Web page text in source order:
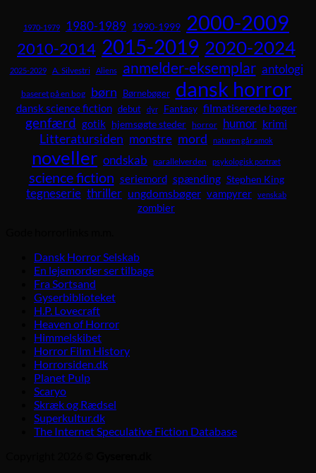
1970-1979 1980-1989 1990-1999 2000-2009
2010-2014 2015-2019 2020-2024
2025-2029 A. Silvestri Aliens anmelder-eksemplar antologi
baseret på en bog børn Børnebøger dansk horror
dansk science fiction debut dyr Fantasy filmatiserede bøger
genfærd gotik hjemsøgte steder horror humor krimi
Litteratursiden monstre mord naturen går amok
noveller ondskab parallelverden psykologisk portræt
science fiction seriemord spænding Stephen King
tegneserie thriller ungdomsbøger vampyrer venskab
zombier
Dansk Horror Selskab
En lejemorder ser tilbage
Fra Sortsand
Gyserbiblioteket
H.P. Lovecraft
Heaven of Horror
Himmelskibet
Horror Film History
Horrorsiden.dk
Planet Pulp
Scaryo
Skræk og Rædsel
Superkultur.dk
The Internet Speculative Fiction Database